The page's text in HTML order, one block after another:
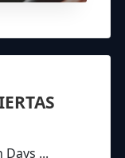
...